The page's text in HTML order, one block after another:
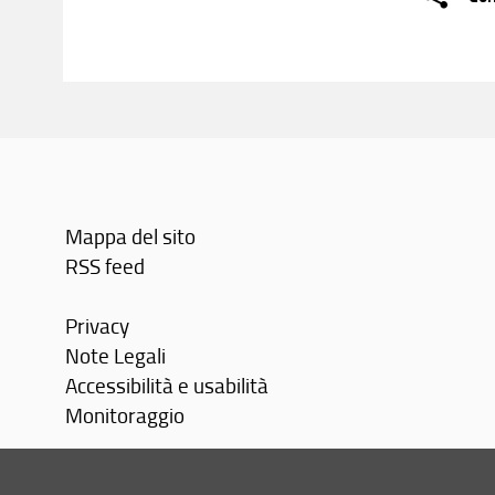
Mappa del sito
RSS feed
Privacy
Note Legali
Accessibilità e usabilità
Monitoraggio